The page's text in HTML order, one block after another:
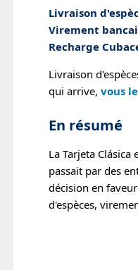
Livraison
Virement
Recharge
Livraison
qui arrive, vous
En résumé
La Tarjeta
passait par des
décision en
d'espèces,